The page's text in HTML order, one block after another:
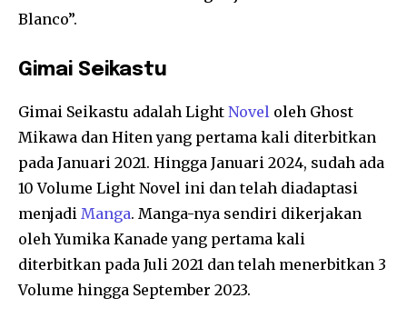
Blanco”.
Gimai Seikastu
Gimai Seikastu adalah Light Novel oleh Ghost
Mikawa dan Hiten yang pertama kali diterbitkan
pada Januari 2021. Hingga Januari 2024, sudah ada
10 Volume Light Novel ini dan telah diadaptasi
menjadi Manga. Manga-nya sendiri dikerjakan
oleh Yumika Kanade yang pertama kali
diterbitkan pada Juli 2021 dan telah menerbitkan 3
Volume hingga September 2023.